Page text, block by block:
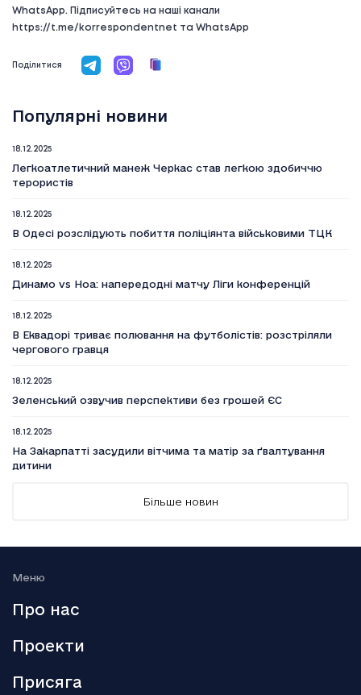
WhatsApp. Підписуйтесь на наші канали
https://t.me/korrespondentnet та WhatsApp
Поділитися
Популярні новини
18.12.2025
Легкоатлетичний манеж Черкас став легкою здобиччю
терористів
18.12.2025
В Одесі розслідують побиття поліціянта військовими ТЦК
18.12.2025
Динамо vs Ноа: напередодні матчу Ліги конференцій
18.12.2025
В Еквадорі триває полювання на футболістів: розстріляли
чергового гравця
18.12.2025
Зеленський озвучив перспективи без грошей ЄС
18.12.2025
На Закарпатті засудили вітчима та матір за ґвалтування
дитини
18.12.2025
Smart Holding відзвітував про зниження обсягу сплачених
Аллан Каммінг стане ведучим кінопремії BAFTA-2026
Більше новин
Меню
Про нас
Проекти
Присяга